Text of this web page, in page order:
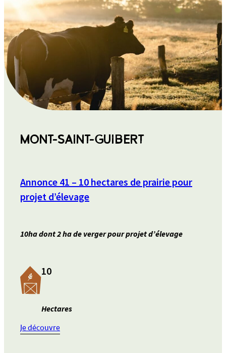
MONT-SAINT-GUIBERT
Annonce 41 – 10 hectares de prairie pour
projet d’élevage
10ha dont 2 ha de verger pour projet d’élevage
10
Hectares
Je découvre
Annonce